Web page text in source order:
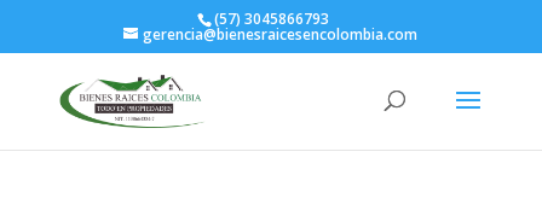
(57) 3045866793
gerencia@bienesraicesencolombia.com